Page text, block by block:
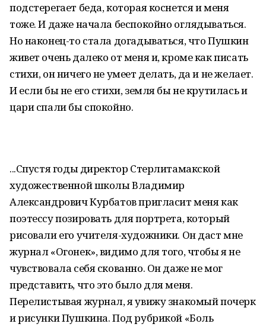
подстерегает беда, которая коснется и меня
тоже. И даже начала беспокойно оглядываться.
Но наконец-то стала догадываться, что Пушкин
живет очень далеко от меня и, кроме как писать
стихи, он ничего не умеет делать, да и не желает.
И если бы не его стихи, земля бы не крутилась и
цари спали бы спокойно.
...Спустя годы директор Стерлитамакской
художественной школы Владимир
Александрович Курбатов пригласит меня как
поэтессу позировать для портрета, который
рисовали его учителя-художники. Он даст мне
журнал «Огонек», видимо для того, чтобы я не
чувствовала себя скованно. Он даже не мог
представить, что это было для меня.
Перелистывая журнал, я увижу знакомый почерк
и рисунки Пушкина. Под рубрикой «Боль